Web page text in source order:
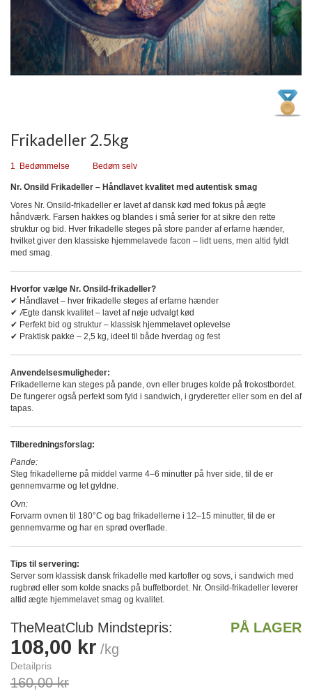
Frikadeller 2.5kg
1 Bedømmelse Bedøm selv
Nr. Onsild Frikadeller – Håndlavet kvalitet med autentisk smag
Vores Nr. Onsild-frikadeller er lavet af dansk kød med fokus på ægte
håndværk. Farsen hakkes og blandes i små serier for at sikre den rette
struktur og bid. Hver frikadelle steges på store pander af erfarne hænder,
hvilket giver den klassiske hjemmelavede facon – lidt uens, men altid fyldt
med smag.
Hvorfor vælge Nr. Onsild-frikadeller?
✔ Håndlavet – hver frikadelle steges af erfarne hænder
✔ Ægte dansk kvalitet – lavet af nøje udvalgt kød
✔ Perfekt bid og struktur – klassisk hjemmelavet oplevelse
✔ Praktisk pakke – 2,5 kg, ideel til både hverdag og fest
Anvendelsesmuligheder:
Frikadellerne kan steges på pande, ovn eller bruges kolde på frokostbordet.
De fungerer også perfekt som fyld i sandwich, i gryderetter eller som en del af
tapas.
Tilberedningsforslag:
Pande:
Steg frikadellerne på middel varme 4–6 minutter på hver side, til de er
gennemvarme og let gyldne.
Ovn:
Forvarm ovnen til 180°C og bag frikadellerne i 12–15 minutter, til de er
gennemvarme og har en sprød overflade.
Tips til servering:
Server som klassisk dansk frikadelle med kartofler og sovs, i sandwich med
rugbrød eller som kolde snacks på buffetbordet. Nr. Onsild-frikadeller leverer
altid ægte hjemmelavet smag og kvalitet.
TheMeatClub Mindstepris
108,00 kr /kg
Detailpris
160,00 kr
PÅ LAGER